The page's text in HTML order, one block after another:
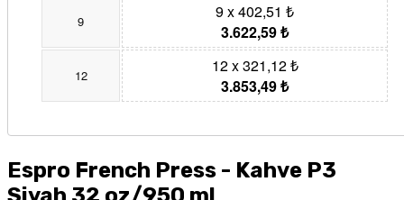
9
9 x 402,51 ₺
3.622,59 ₺
12
12 x 321,12 ₺
3.853,49 ₺
Espro French Press - Kahve P3